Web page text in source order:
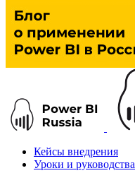
Кейсы внедрения
Уроки и руководства